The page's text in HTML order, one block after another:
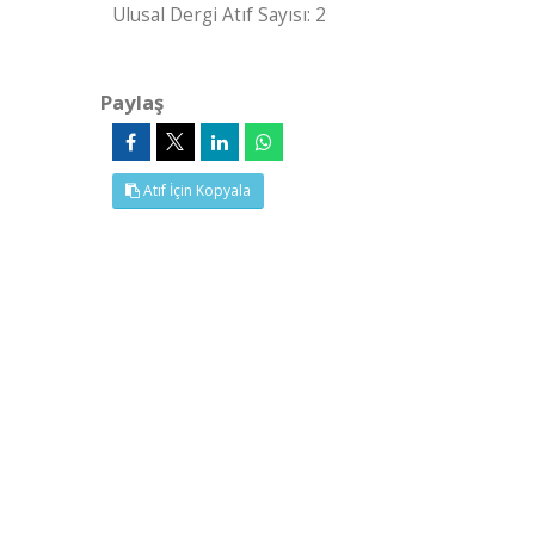
Ulusal Dergi Atıf Sayısı: 2
Paylaş
Atıf İçin Kopyala